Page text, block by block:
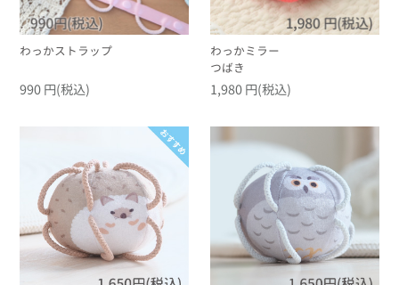
わっかストラップ
990 円(税込)
わっかミラー
つばき
1,980 円(税込)